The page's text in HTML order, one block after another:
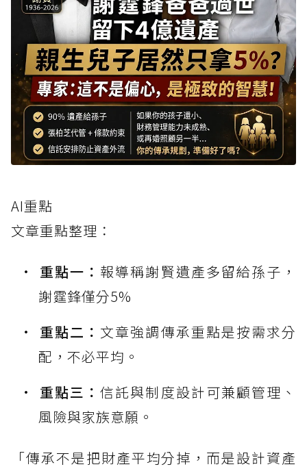
AI重點
文章重點整理：
重點一： 報導稱謝賢遺產多留給孫子，
謝霆鋒僅分5%
重點二： 文章強調傳承重點是按需求分
配，不必平均。
重點三：信託與制度設計可兼顧管理、
風險與家族意願。
「傳承不是把財產平均分掉，而是設計資產